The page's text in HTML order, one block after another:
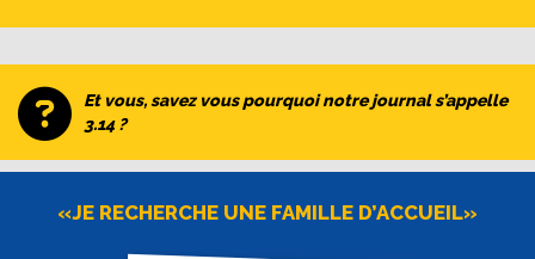
Et vous, savez vous pourquoi notre journal s’appelle
3.14 ?
«JE RECHERCHE UNE FAMILLE D’ACCUEIL»